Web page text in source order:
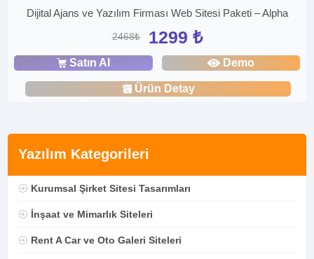
Yazılım Kategorileri
Kurumsal Şirket Sitesi Tasarımları
İnşaat ve Mimarlık Siteleri
Rent A Car ve Oto Galeri Siteleri
Dijital Ajans ve Yazılım Firması Web Sitesi Paketi – Alpha
2468₺ 1299 ₺
Satın Al Demo
Ürün Detay